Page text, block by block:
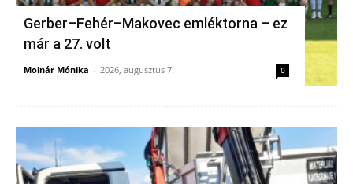
Gerber–Fehér–Makovec emléktorna – ez
már a 27. volt
Molnár Mónika - 2026, augusztus 7. 0